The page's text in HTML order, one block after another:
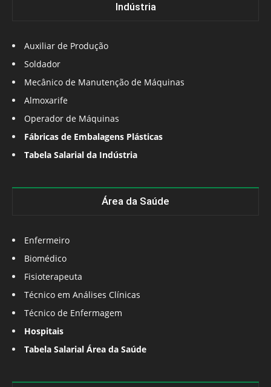
Indústria
Auxiliar de Produção
Soldador
Mecânico de Manutenção de Máquinas
Almoxarife
Operador de Máquinas
Fábricas de Embalagens Plásticas
Tabela Salarial da Indústria
Área da Saúde
Enfermeiro
Biomédico
Fisioterapeuta
Técnico em Análises Clínicas
Técnico de Enfermagem
Hospitais
Tabela Salarial Área da Saúde